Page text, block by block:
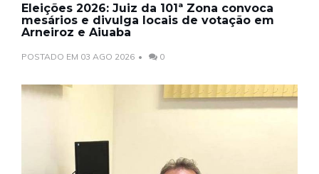
Eleições 2026: Juiz da 101ª Zona convoca
mesários e divulga locais de votação em
Arneiroz e Aiuaba
POSTADO EM 03 AGO 2026 0